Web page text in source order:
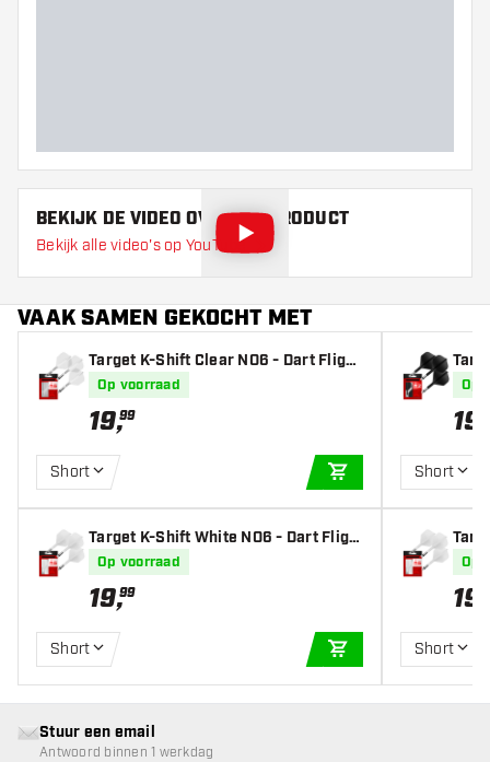
BEKIJK DE VIDEO OVER DIT PRODUCT
Bekijk alle video's op YouTube
VAAK SAMEN GEKOCHT MET
Target K-Shift Clear NO6 - Dart Flight
Op voorraad
19,99
Short
IN WINKELWAGEN
Target K-Shift White NO6 - Dart Fligh
ts
Op voorraad
19,99
Short
IN WINKELWAGEN
Op
19
Short
Op
19
Short
Stuur een email
Antwoord binnen 1 werkdag